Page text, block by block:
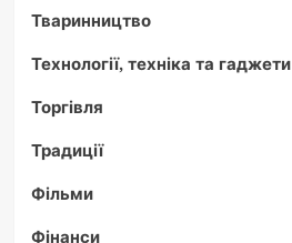
Тваринництво
Технології, техніка та гаджети
Торгівля
Традиції
Фільми
Фінанси